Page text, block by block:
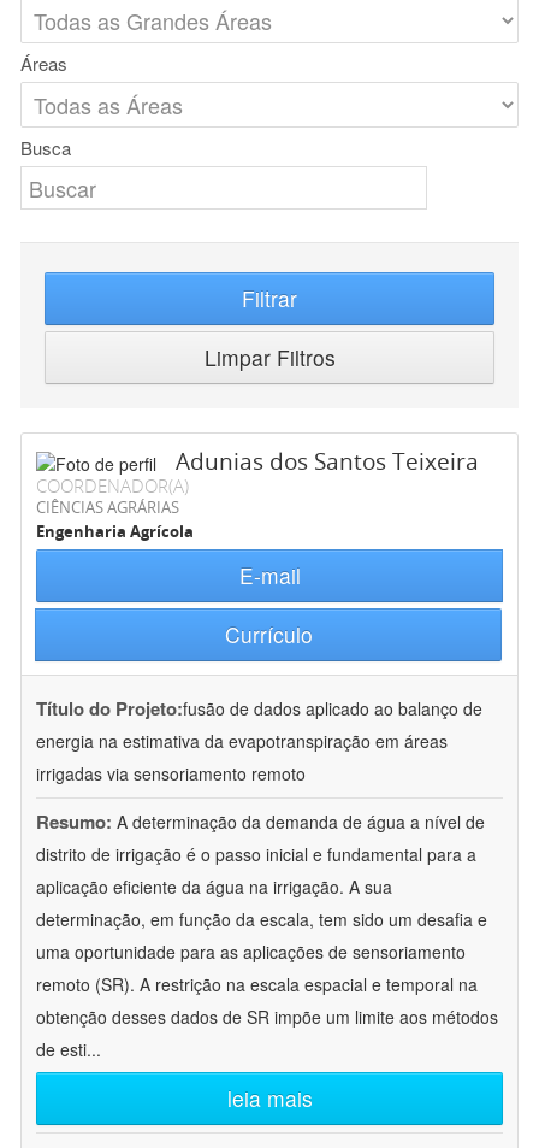
Áreas
Busca
Filtrar
Limpar Filtros
Adunias dos Santos Teixeira
COORDENADOR(A)
CIÊNCIAS AGRÁRIAS
Engenharia Agrícola
E-mail
Currículo
Título do Projeto:fusão de dados aplicado ao balanço de
energia na estimativa da evapotranspiração em áreas
irrigadas via sensoriamento remoto
Resumo: A determinação da demanda de água a nível de
distrito de irrigação é o passo inicial e fundamental para a
aplicação eficiente da água na irrigação. A sua
determinação, em função da escala, tem sido um desafia e
uma oportunidade para as aplicações de sensoriamento
remoto (SR). A restrição na escala espacial e temporal na
obtenção desses dados de SR impõe um limite aos métodos
de esti...
leia mais